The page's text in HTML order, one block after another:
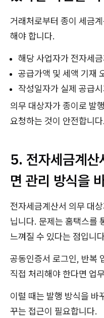
거래처로부터 종이 세금
해야 합니다.
해당 사업자가 전자세
공급가액 및 세액 기재
작성일자가 실제 공급
의무 대상자가 종이로 발
요청하는 것이 안전합니다.
5. 전자세금계산
면 관리 방식을
전자세금계산서 의무 대
닙니다. 문제는 홈택스를
느껴질 수 있다는 점입니
공동인증서 로그인, 반복
직접 처리해야 한다면 업
이럴 때는 발행 방식을 바
꾸는 접근이 필요합니다.